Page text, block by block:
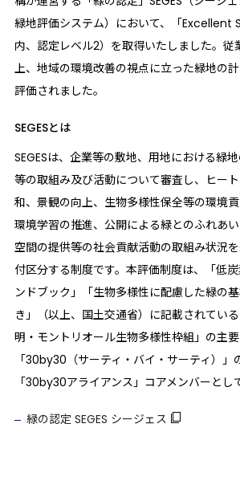
緑地評価システム）において、「Excellent
内、認定レベル2）を取得いたしました。従
上、地域の環境改善の視点に立った緑地の
評価されました。
SEGESとは
SEGESは、企業等の敷地、用地における緑
等の取組み及び活動について審査し、ヒー
和、景観の向上、生物多様性保全等の環境貢
環境学習の推進、公開による緑とのふれあ
空間の提供等の社会貢献活動の取組み状況
付区分する制度です。本評価制度は、「低
ンドブック」「生物多様性に配慮した緑の
き」（以上、国土交通省）に記載されてい
明・モントリオール生物多様性枠組」の主
「30by30（サーティ・バイ・サーティ）」
「30by30アライアンス」コアメンバーとし
緑の認定 SEGES シージェス